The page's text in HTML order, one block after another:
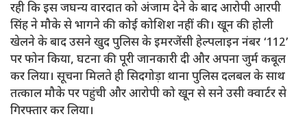
रही कि इस जघन्य वारदात को अंजाम देने के बाद आरोपी आरपी
सिंह ने मौके से भागने की कोई कोशिश नहीं की। खून की होली
खेलने के बाद उसने खुद पुलिस के इमरजेंसी हेल्पलाइन नंबर ‘112’
पर फोन किया, घटना की पूरी जानकारी दी और अपना जुर्म कबूल
कर लिया। सूचना मिलते ही सिदगोड़ा थाना पुलिस दलबल के साथ
तत्काल मौके पर पहुंची और आरोपी को खून से सने उसी क्वार्टर से
गिरफ्तार कर लिया।